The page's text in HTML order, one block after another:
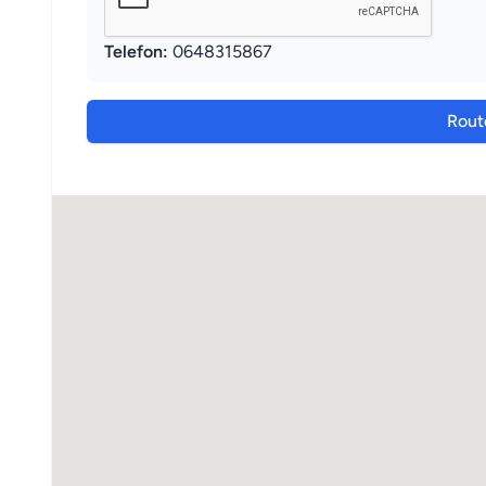
Telefon: 0648315867